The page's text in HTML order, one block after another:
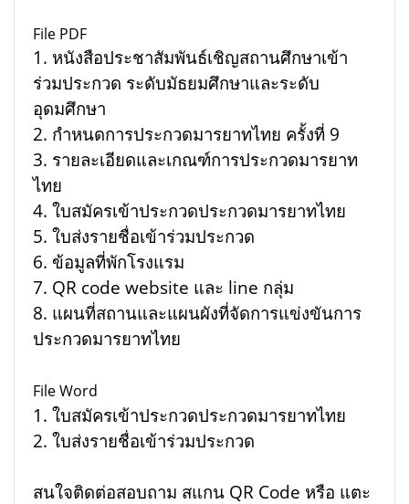
File PDF
1. หนังสือประชาสัมพันธ์เชิญสถานศึกษาเข้า
ร่วมประกวด ระดับมัธยมศึกษาและระดับ
อุดมศึกษา
2. กำหนดการประกวดมารยาทไทย ครั้งที่ 9
3. รายละเอียดและเกณฑ์การประกวดมารยาท
ไทย
4. ใบสมัครเข้าประกวดประกวดมารยาทไทย
5. ใบส่งรายชื่อเข้าร่วมประกวด
6. ข้อมูลที่พักโรงแรม
7. QR code website และ line กลุ่ม
8. แผนที่สถานและแผนผังที่จัดการแข่งขันการ
ประกวดมารยาทไทย
File Word
1. ใบสมัครเข้าประกวดประกวดมารยาทไทย
2. ใบส่งรายชื่อเข้าร่วมประกวด
สนใจติดต่อสอบถาม สแกน QR Code หรือ แตะ